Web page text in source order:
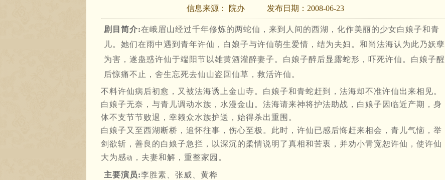
信息来源： 院办 发布日期： 2008-06-23
剧目简介:在峨眉山经过千年修炼的两蛇仙，来到人间的西湖，化作美丽的少女白娘子和青
儿。她们在雨中遇到青年许仙，白娘子与许仙萌生爱情，结为夫妇。和尚法海认为此乃妖孽
为害，遂蛊惑许仙于端阳节以雄黄酒灌醉妻子。白娘子醉后显露蛇形，吓死许仙。白娘子醒
后惊痛不止，舍生忘死去仙山盗回仙草，救活许仙。
不料许仙病后初愈，又被法海诱上金山寺。白娘子和青蛇赶到，法海却不准许仙出来相见。
白娘子无奈，与青儿调动水族，水漫金山。法海请来神将护法助战，白娘子因临近产期，身
体不支节节败退，幸赖众水族护送，始得杀出重围。
白娘子又至西湖断桥，追怀往事，伤心至极。此时，许仙已感后悔赶来相会，青儿气恼，举
剑欲斩，善良的白娘子急拦，以深沉的柔情说明了真相和苦衷，并劝小青宽恕许仙，使许仙
大为感动 ，夫妻和解，重整家园。
主要演员:李胜素、张威、黄桦